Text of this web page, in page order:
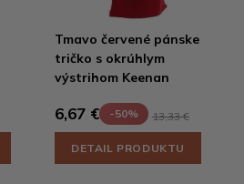
Tmavo červené pánske
tričko s okrúhlym
výstrihom Keenan
6,67 € -50% 13,33 €
DETAIL PRODUKTU